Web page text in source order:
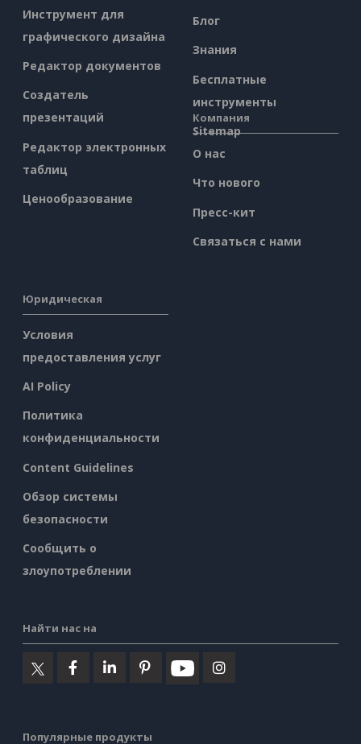
Инструмент для
графического дизайна
Редактор документов
Создатель
презентаций
Редактор электронных
таблиц
Ценообразование
Блог
Знания
Бесплатные
инструменты
Sitemap
Компания
О нас
Что нового
Пресс-кит
Связаться с нами
Юридическая
Условия
предоставления услуг
AI Policy
Политика
конфиденциальности
Content Guidelines
Обзор системы
безопасности
Сообщить о
злоупотреблении
Найти нас на
Популярные продукты